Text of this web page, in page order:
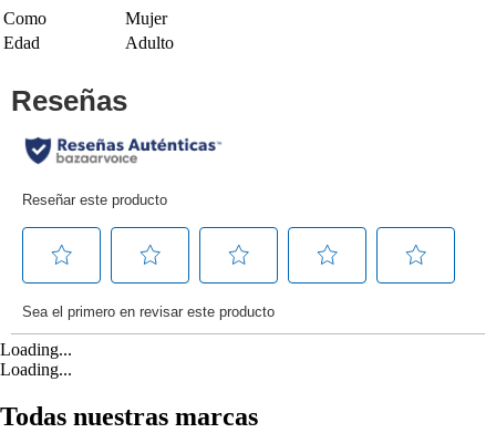
Como
Mujer
Edad
Adulto
Loading...
Loading...
Todas nuestras marcas